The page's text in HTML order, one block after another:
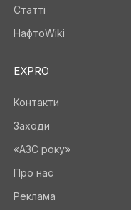
Статті
НафтоWiki
EXPRO
Контакти
Заходи
«АЗС року»
Про нас
Реклама